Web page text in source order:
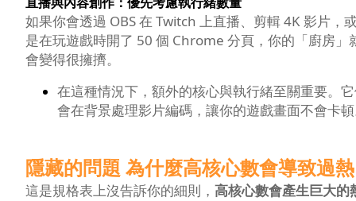
如果你會透過 OBS 在 Twitch 上直播、剪輯 4K 影片，
是在玩遊戲時開了 50 個 Chrome 分頁，你的「廚房」
會變得很擁擠。
在這種情況下，額外的核心與執行緒至關重要。
會在背景處理影片編碼，讓你的遊戲畫面不會卡
隱藏的問題 為什麼高核心數會導致過熱
這是規格表上沒告訴你的細則， 高核心數會產生巨大的